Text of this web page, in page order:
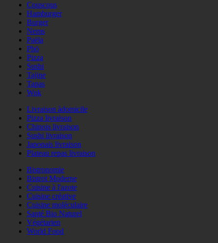
Couscous
Hamburger
Burger
Nems
Paëla
Phö
Pizza
Sushi
Tajine
Tapas
Wok
Livraison àdomicile
Pizza livraison
Chinois livraison
Sushi livraison
Japonais livraison
Plateau repas livraison
Bistronomie
Bistrot Moderne
Cuisine à l'azote
Cuisine créative
Cuisine moléculaire
Santé Bio Naturel
Végétarien
World Food